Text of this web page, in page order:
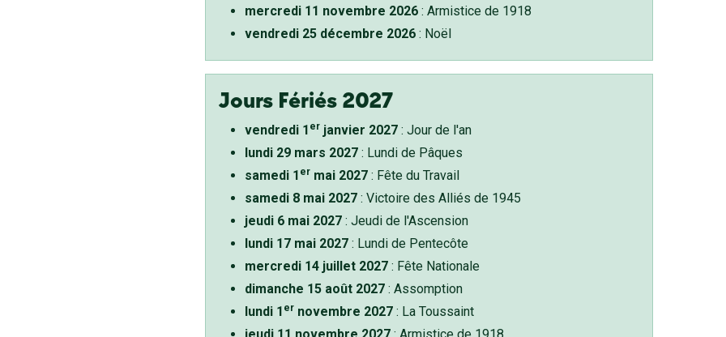
mercredi 11 novembre 2026: Armistice de 1918
vendredi 25 décembre 2026: Noël
Jours Fériés 2027
vendredi 1 erjanvier 2027: Jour de l'an
lundi 29 mars 2027: Lundi de Pâques
samedi 1 ermai 2027: Fête du Travail
samedi 8 mai 2027: Victoire des Alliés de 1945
jeudi 6 mai 2027: Jeudi de l'Ascension
lundi 17 mai 2027: Lundi de Pentecôte
mercredi 14 juillet 2027: Fête Nationale
dimanche 15 août 2027: Assomption
lundi 1 ernovembre 2027: La Toussaint
jeudi 11 novembre 2027: Armistice de 1918